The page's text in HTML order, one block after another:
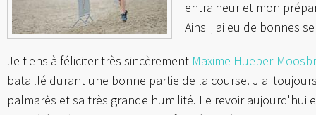
entraineur et mon
Ainsi j'ai eu de bonnes
Je tiens à féliciter très sincèrement Maxime Hueber-
bataillé durant une bonne partie de la course. J'ai
palmarès et sa très grande humilité. Le revoir